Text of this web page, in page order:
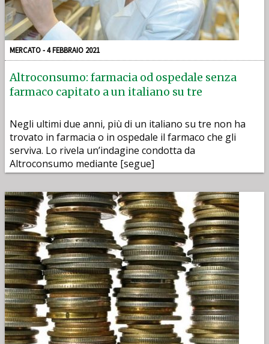
MERCATO - 4 FEBBRAIO 2021
Altroconsumo: farmacia od ospedale senza
farmaco capitato a un italiano su tre
Negli ultimi due anni, più di un italiano su tre non ha
trovato in farmacia o in ospedale il farmaco che gli
serviva. Lo rivela un’indagine condotta da
Altroconsumo mediante [segue]